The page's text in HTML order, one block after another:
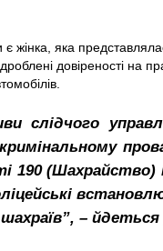
є жінка, яка
довіреності
слідчого
190 (Шахрайство)
– йдеться